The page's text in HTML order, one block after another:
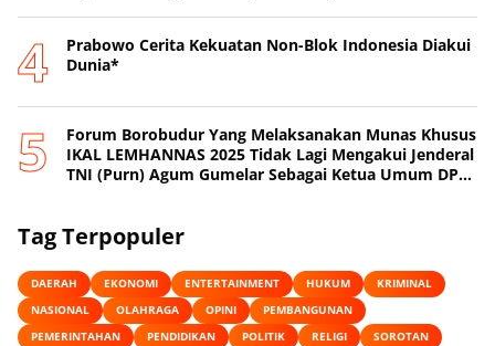
Prabowo Cerita Kekuatan Non-Blok Indonesia Diakui
Dunia*
Forum Borobudur Yang Melaksanakan Munas Khusus
IKAL LEMHANNAS 2025 Tidak Lagi Mengakui Jenderal
TNI (Purn) Agum Gumelar Sebagai Ketua Umum DPP
Tag Terpopuler
DAERAH EKONOMI ENTERTAINMENT HUKUM
KRIMINAL
NASIONAL
OLAHRAGA OPINI
PEMBANGUNAN
PEMERINTAHAN
PENDIDIKAN POLITIK RELIGI
SOROTAN